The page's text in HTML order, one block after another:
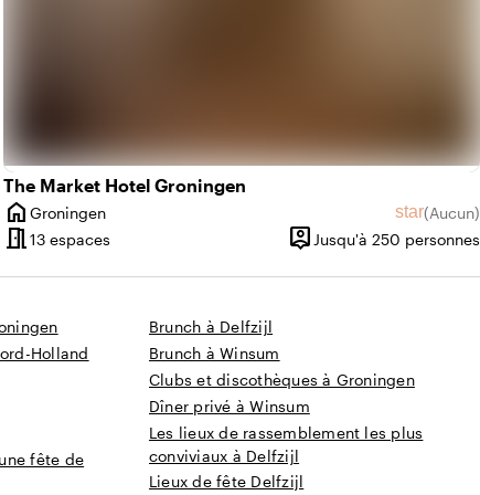
10 à 200 personnes
The Market Hotel Groningen
home
Ville
Groningen star(Aucun)
Aucun
meeting_room13 espaces person_pin
Capacité
Jusqu'à 250 personnes
Holland
fête de
Brunch à Delfzijl
Brunch à Winsum
Clubs et discothèques à Groningen
Dîner privé à Winsum
Les lieux de rassemblement les plus
conviviaux à Delfzijl
Lieux de fête Delfzijl